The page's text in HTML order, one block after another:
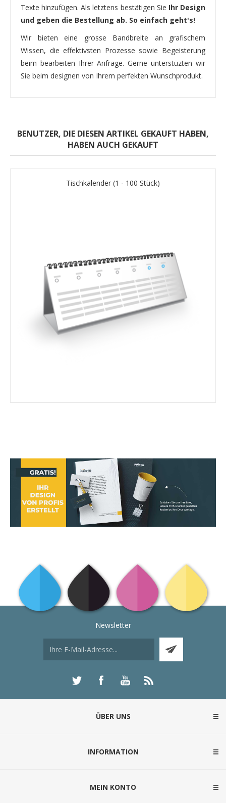
Texte hinzufügen. Als letztens bestätigen Sie Ihr Design
und geben die Bestellung ab. So einfach geht's!
Wir bieten eine grosse Bandbreite an grafischem
Wissen, die effektivsten Prozesse sowie Begeisterung
beim bearbeiten Ihrer Anfrage. Gerne unterstüzten wir
Sie beim designen von Ihrem perfekten Wunschprodukt.
BENUTZER, DIE DIESEN ARTIKEL GEKAUFT HABEN,
HABEN AUCH GEKAUFT
Tischkalender (1 - 100 Stück)
Newsletter
ÜBER UNS
INFORMATION
MEIN KONTO